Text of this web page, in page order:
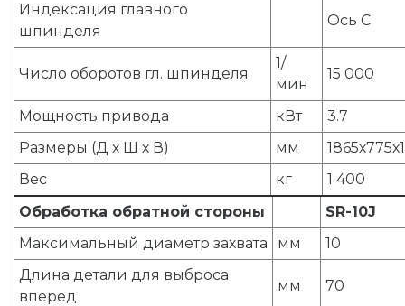
Индексация главного
шпинделя
Ось С
Число оборотов гл. шпинделя
1/
мин
15 000
Мощность привода кВт
3.7
Размеры (Д х Ш х В)
мм
Вес
кг
1 400
Обработка обратной стороны
SR-10J
Максимальный диаметр захвата
мм
10
Длина детали для выброса
вперед
мм 70